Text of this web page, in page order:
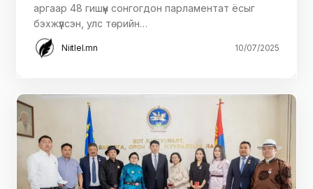
аргаар 48 гишүүн сонгогдон парламентат ёсыг
бэхжүүлсэн, улс төрийн…
Niitlel.mn 10/07/2025